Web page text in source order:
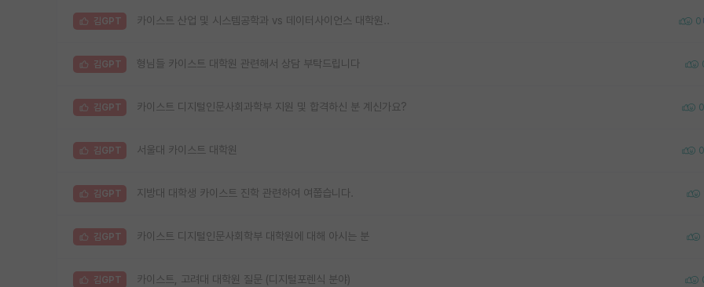
김GPT 카이스트 산업 및 시스템공학과 vs 데이터사이언스 대학원.. 0
김GPT 형님들 카이스트 대학원 관련해서 상담 부탁드립니다
김GPT 카이스트 디지털인문사회과학부 지원 및 합격하신 분 계신가요? 0
김GPT 서울대 카이스트 대학원 0
김GPT 지방대 대학생 카이스트 진학 관련하여 여쭙습니다.
김GPT 카이스트 디지털인문사회학부 대학원에 대해 아시는 분
김GPT 카이스트, 고려대 대학원 질문 (디지털포렌식 분야)